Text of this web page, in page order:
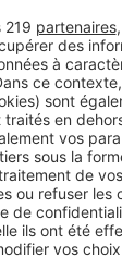
quels
vos fenêtres
également
ont pour